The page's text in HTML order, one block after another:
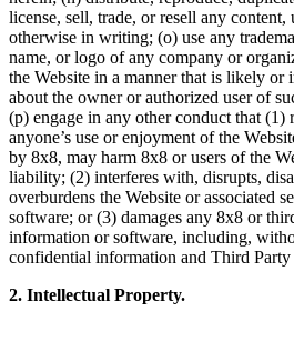
license, sell, trade, or resell any content,
otherwise in writing; (o) use any
name, or logo of any company or
the Website in a manner that is likely or
about the owner or authorized user of
(p) engage in any other conduct that (1)
anyone’s use or enjoyment of the
by 8x8, may harm 8x8 or users of the
liability; (2) interferes with, disrupts,
overburdens the Website or associated
software; or (3) damages any 8x8 or
information or software, including,
confidential information and Third Party
2. Intellectual Property.